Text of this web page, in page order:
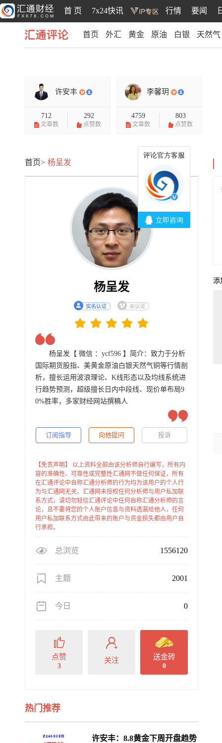
首 页 7x24快讯 行情 要闻
首页 外汇 黄金 原油 白银 天然气
许安丰
712
文章数
292
点赞数
李馨玥
4759
文章数
803
点赞数
首页> 杨呈发
杨呈发
杨呈发【 微信 ：ycf596 】简介：致力于分析
国际期货股指、美黄金原油白银天然气铜等行情剖
析，擅长运用波浪理论、K线形态以及均线系统进
行趋势预测，超级擅长日内中段线、现价单布局9
0%胜率，多家财经网站撰稿人
订阅指导 向他提问 投诉
【免责声明】 以上资料全部由该分析师自行编写，所有内
容的准确性、可靠性或完整性汇通网不做任何保证，所有
在汇通评论中自称汇通分析师的行为均为该用户的个人行
为与汇通网无关。汇通网未授权任何分析师与用户私加联
系方式，请切勿轻信汇通评论中任何自称汇通分析师的言
论，且不要将您的个人账户信息与资料透漏给他人，任何
用户私加联系方式由此带来的账户与资金损失都由用户自
行承担。
总浏览 1556120
主题 2001
今日 0
点赞
3
关注 送金砖
0
热门推荐
许安丰：8.8黄金下周开盘趋势
添